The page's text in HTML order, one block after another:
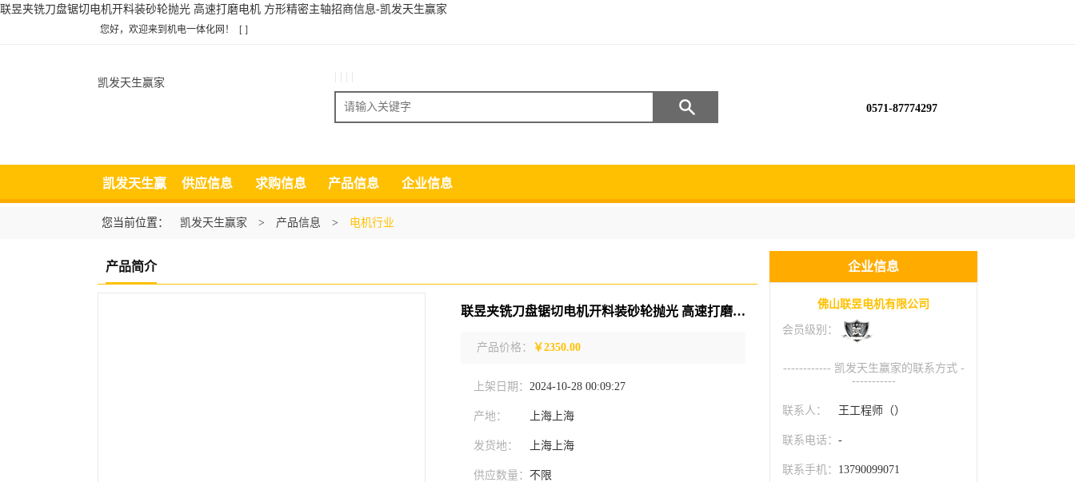
联昱夹铣刀盘锯切电机开料装砂轮抛光 高速打磨电机 方形精密主轴招商信息-凯发天生赢家
您好，欢迎来到机电一体化网！ [ ]
凯发天生赢家
搜索 0571-87774297
凯发天生赢
家
供应信息 求购信息 产品信息 企业信息
您当前位置： 凯发天生赢家 > 产品信息 > 电机行业
产品简介
联昱夹铣刀盘锯切电机开料装砂轮抛光 高速打磨电机 方形精密主轴
产品价格： ￥2350.00
上架日期： 2024-10-28 00:09:27
产地： 上海上海
发货地： 上海上海
供应数量： 不限
企业信息
佛山联昱电机有限公司
会员级别：
------------ 凯发天生赢家的联系方式 -
-----------
联系人： 王工程师（）
联系电话： -
联系手机： 13790099071